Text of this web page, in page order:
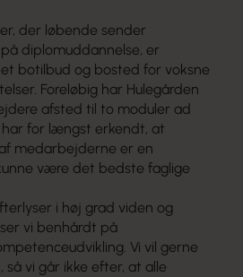
der løbende sender
diplomuddannelse, er
et botilbud og bosted for voksne
Foreløbig har Hulegården
afsted til to moduler ad
for længst erkendt, at
medarbejderne er en
være det bedste faglige
i høj grad viden og
vi benhårdt på
Vi vil gerne
så vi går ikke efter, at alle